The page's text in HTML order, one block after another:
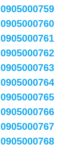
0905000759
0905000760
0905000761
0905000762
0905000763
0905000764
0905000765
0905000766
0905000767
0905000768